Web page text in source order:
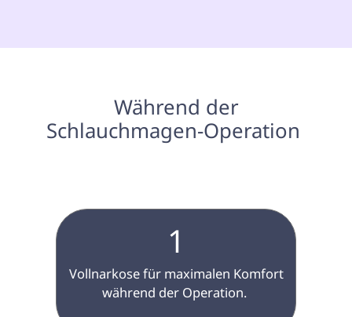
Schlauchmagen-Operation
1
während der Operation.